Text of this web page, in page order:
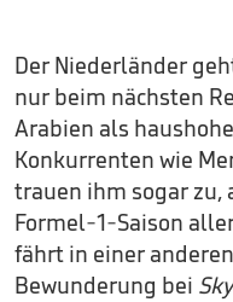
Der Niederländer
nur beim nächsten
Arabien als
Konkurrenten wie
trauen ihm sogar zu,
Formel-1-Saison
fährt in einer
Bewunderung bei Sky